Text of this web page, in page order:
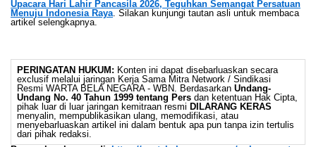
Upacara Hari Lahir Pancasila 2026, Teguhkan Semangat Persatuan
Menuju Indonesia Raya. Silakan kunjungi tautan asli untuk membaca
artikel selengkapnya.
PERINGATAN HUKUM: Konten ini dapat disebarluaskan secara
exclusif melalui jaringan Kerja Sama Mitra Network / Sindikasi
Resmi WARTA BELA NEGARA - WBN. Berdasarkan Undang-
Undang No. 40 Tahun 1999 tentang Pers dan ketentuan Hak Cipta,
pihak luar di luar jaringan kemitraan resmi DILARANG KERAS
menyalin, mempublikasikan ulang, memodifikasi, atau
menyebarluaskan artikel ini dalam bentuk apa pun tanpa izin tertulis
dari pihak redaksi.